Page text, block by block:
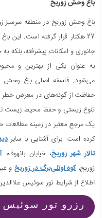
باغ وحش زوریخ
باغ وحش زوریخ در منطقه سرسبز
27 هکتار قرار گرفته است. این
جانوری و امکانات پیشرفته، بلکه
به عنوان یکی از بهترین و
می‌شود. فلسفه اصلی باغ وحش
حفاظت از گونه‌های در معرض خطر و
تنوع زیستی و حفظ محیط زیست
یک مرجع معتبر در زمینه
کرده است. برای آشنایی با سایر
تالار شهر زوریخ، خیابان بانهوف،
زوریخ،کوه اوتلی‌برگ در زوریخ و
اطلاع از شرایط تور سوئيس
رزرو تور سوئیس